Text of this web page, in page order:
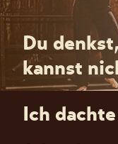
Du
kannst
Ich